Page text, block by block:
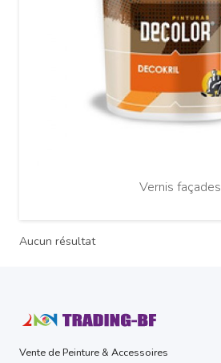
Vernis façades
Aucun résultat
Vente de Peinture & Accessoires